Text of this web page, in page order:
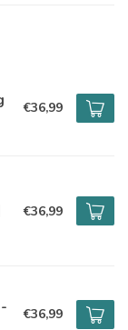
€36,99
€36,99
€36,99